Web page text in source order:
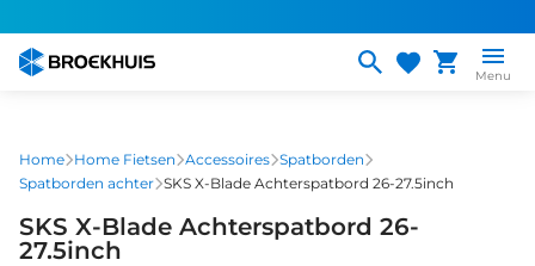
naar
gaan
Menu
Home Home Fietsen Accessoires Spatborden
Spatborden achter SKS X-Blade Achterspatbord 26-27.5inch
SKS X-Blade Achterspatbord 26-
27.5inch